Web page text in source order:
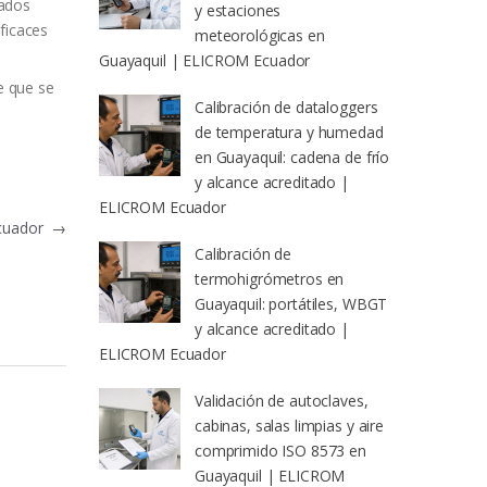
que se
→
y estaciones
meteorológicas en
Guayaquil | ELICROM Ecuador
Calibración de dataloggers
de temperatura y humedad
en Guayaquil: cadena de frío
y alcance acreditado |
ELICROM Ecuador
Calibración de
termohigrómetros en
Guayaquil: portátiles, WBGT
y alcance acreditado |
ELICROM Ecuador
Validación de autoclaves,
cabinas, salas limpias y aire
comprimido ISO 8573 en
Guayaquil | ELICROM